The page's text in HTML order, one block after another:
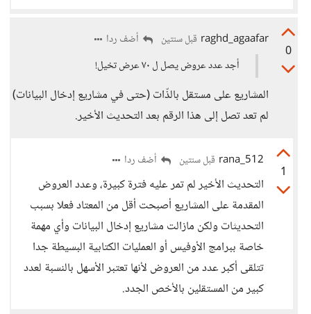
0
raghd_agaafar قبل سنتين
أضف ردا
أجد عدد عروض يصل ل ٧٠ عرض تخيل!
المشاريع على مستقل بالذّات (حتى في مشاريع إدخال البيانات)
لم تعد تصل إلى هذا الرقم بعد التحديث الأخير.
1
rana_512 قبل سنتين أضف ردا
التحديث الأخير لم تمر عليه فترة كبيرة، وعدد العروض
المقدمة على المشاريع أصبحت أقل من المعتاد فعلا بسبب
التحديثات ولكن مازالت مشاريع إدخال البيانات وأي مهمة
خاصة ببرامج الأوفيس أو العمليات الكتابية البسيطة جدا
تتلقى أكبر عدد من العروض لأنها تعتبر الأسهل بالنسبة لعدد
كبير من المستقلين بالأخص الجدد.